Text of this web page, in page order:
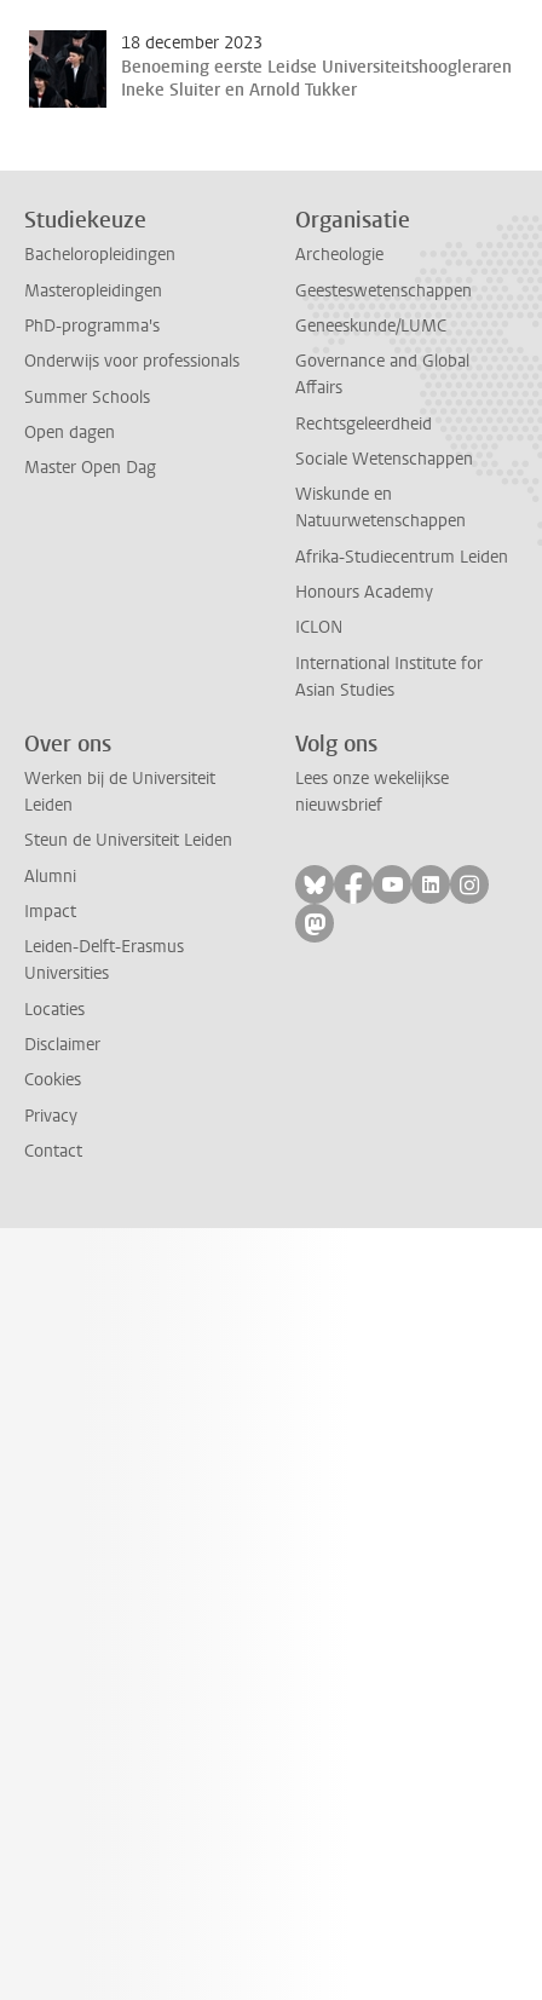
18 december 2023
Benoeming eerste Leidse Universiteitshoogleraren
Ineke Sluiter en Arnold Tukker
Studiekeuze
Bacheloropleidingen
Masteropleidingen
PhD-programma's
Onderwijs voor professionals
Summer Schools
Open dagen
Master Open Dag
Organisatie
Archeologie
Geesteswetenschappen
Geneeskunde/LUMC
Governance and Global
Affairs
Rechtsgeleerdheid
Sociale Wetenschappen
Wiskunde en
Natuurwetenschappen
Afrika-Studiecentrum Leiden
Honours Academy
ICLON
International Institute for
Asian Studies
Over ons
Werken bij de Universiteit
Leiden
Steun de Universiteit Leiden
Alumni
Impact
Leiden-Delft-Erasmus
Universities
Locaties
Disclaimer
Cookies
Privacy
Contact
Volg ons
Lees onze wekelijkse
nieuwsbrief
Volg ons op bluesky
Volg ons op
Volg ons op
Volg ons
Volg
Volg ons op mastodon